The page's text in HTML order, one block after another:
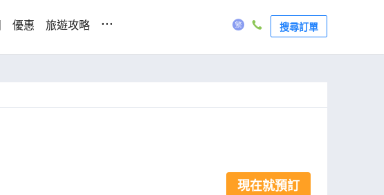
優惠 旅遊攻略 ... 搜尋訂單
現在就預訂